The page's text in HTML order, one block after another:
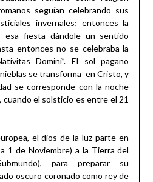
seguían celebrando sus
invernales; entonces la
esa fiesta dándole un sentido
entonces no se celebraba la
Domini”. El sol pagano
se transforma en Cristo, y
se corresponde con la noche
cuando el solsticio es entre el 21
el dios de la luz parte en
1 de Noviembre) a la Tierra del
para preparar su
oscuro coronado como rey de